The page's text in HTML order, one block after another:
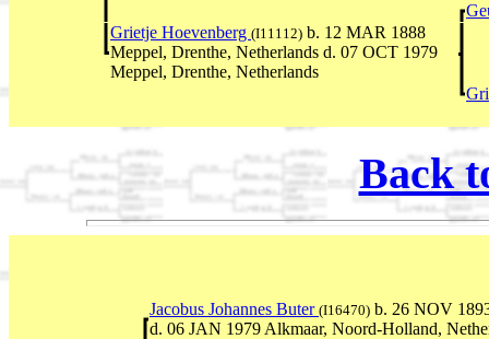
Grietje Hoevenberg (I11112) b. 12 MAR 1888
Meppel, Drenthe, Netherlands d. 07 OCT 1979
Meppel, Drenthe, Netherlands
Back
Jacobus Johannes Buter (I16470) b. 26 NOV
d. 06 JAN 1979 Alkmaar, Noord-Holland,